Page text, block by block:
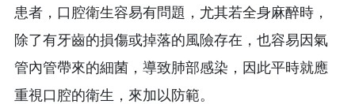
患者，口腔衛生容易有問題，尤其若全身麻醉時，
除了有牙齒的損傷或掉落的風險存在，也容易因氣
管內管帶來的細菌，導致肺部感染，因此平時就應
重視口腔的衛生，來加以防範。